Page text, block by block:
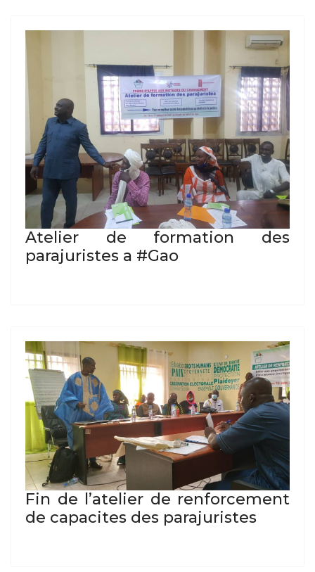
Atelier de formation des
parajuristes a #Gao
Fin de l’atelier de renforcement
de capacites des parajuristes